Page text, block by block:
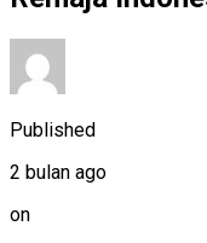
Published
2 bulan ago
on